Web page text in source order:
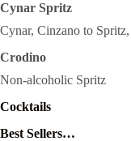
Cynar Spritz
Cynar, Cinzano to
Crodino
Non-alcoholic Spritz
Cocktails
Best Sellers…